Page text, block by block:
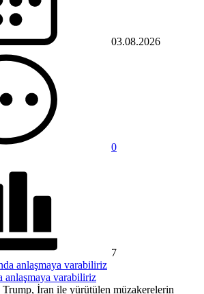
03.08.2026
0
7
anlaşmaya varabiliriz
İran ile yürütülen müzakerelerin